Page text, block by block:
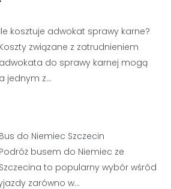
Ile kosztuje adwokat sprawy karne?
Koszty związane z zatrudnieniem
adwokata do sprawy karnej mogą
jednym z…
Bus do Niemiec Szczecin
Podróż busem do Niemiec ze
Szczecina to popularny wybór wśród
zarówno w…